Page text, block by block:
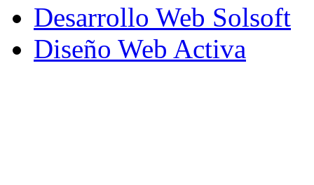
Desarrollo Web Solsoft
Diseño Web Activa